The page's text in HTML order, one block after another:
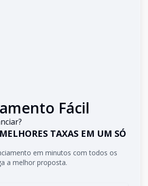
Fácil
TAXAS EM UM SÓ
em minutos com todos os
a melhor proposta.